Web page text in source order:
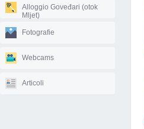
Alloggio Goveđari (otok
Mljet)
Fotografie
Webcams
Articoli